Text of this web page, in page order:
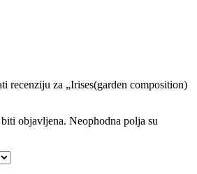
recenziju za „Irises(garden composition)
biti objavljena. Neophodna polja su